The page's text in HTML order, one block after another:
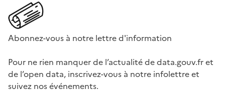
Abonnez-vous à notre lettre d'information
Pour ne rien manquer de l’actualité de data.gouv.fr et
de l’open data, inscrivez-vous à notre infolettre et
suivez nos événements.